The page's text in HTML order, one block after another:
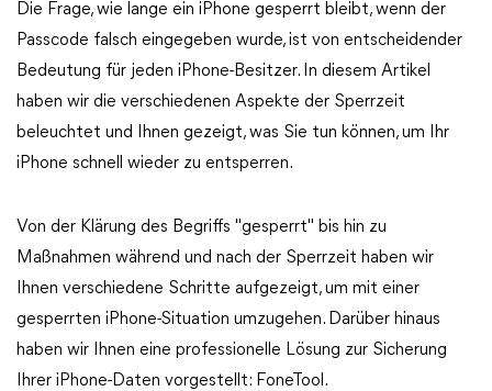
Die Frage, wie lange ein iPhone gesperrt bleibt, wenn der
Passcode falsch eingegeben wurde, ist von entscheidender
Bedeutung für jeden iPhone-Besitzer. In diesem Artikel
haben wir die verschiedenen Aspekte der Sperrzeit
beleuchtet und Ihnen gezeigt, was Sie tun können, um Ihr
iPhone schnell wieder zu entsperren.
Von der Klärung des Begriffs "gesperrt" bis hin zu
Maßnahmen während und nach der Sperrzeit haben wir
Ihnen verschiedene Schritte aufgezeigt, um mit einer
gesperrten iPhone-Situation umzugehen. Darüber hinaus
haben wir Ihnen eine professionelle Lösung zur Sicherung
Ihrer iPhone-Daten vorgestellt: FoneTool.